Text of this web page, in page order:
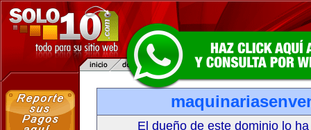
El dueño de este dominio lo